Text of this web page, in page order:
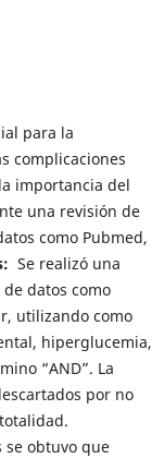
para la
complicaciones
importancia del
una revisión de
como Pubmed,
Se realizó una
datos como
utilizando como
hiperglucemia,
“AND”. La
por no
se obtuvo que